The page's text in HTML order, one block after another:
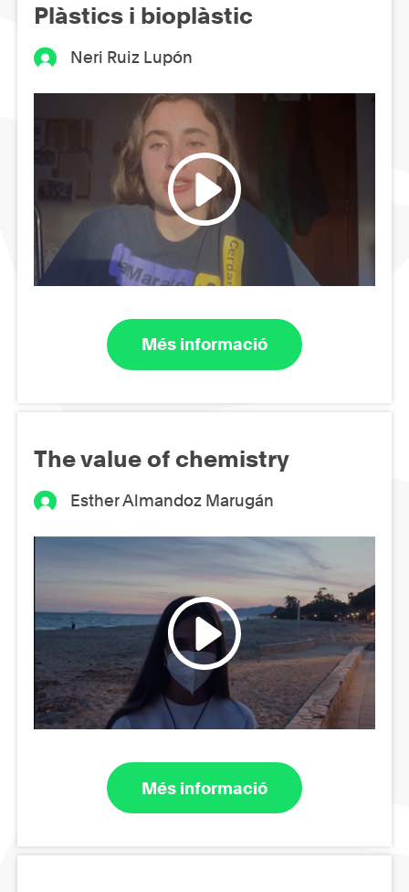
Plàstics i bioplàstic
Neri Ruiz Lupón
Més informació
The value of chemistry
Esther Almandoz Marugán
Més informació